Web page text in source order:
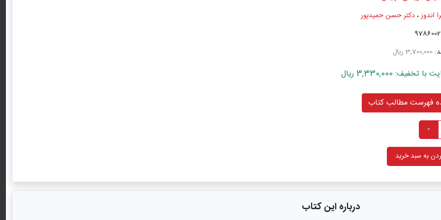
اندوز،دکتر حسن حمیدپور
3,700,000 ریال
3,330,000 ریال
فهرست مطالب کتاب
-
به سبد خرید
درباره این کتاب